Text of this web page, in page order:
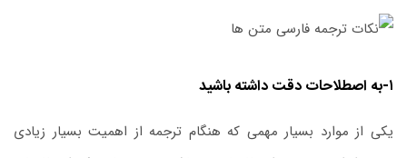
۱-به اصطلاحات دقت داشته باشید
یکی از موارد بسیار مهمی که هنگام ترجمه از اهمیت بسیار زیادی